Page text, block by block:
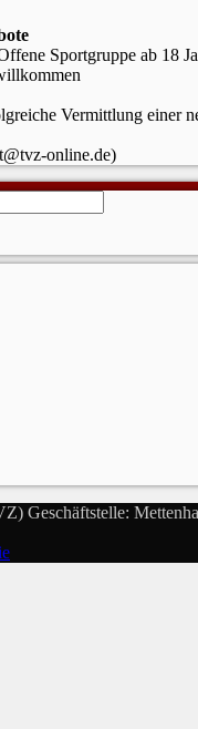
Sportgruppe ab 18
Vermittlung einer
online.de)
Geschäftstelle: